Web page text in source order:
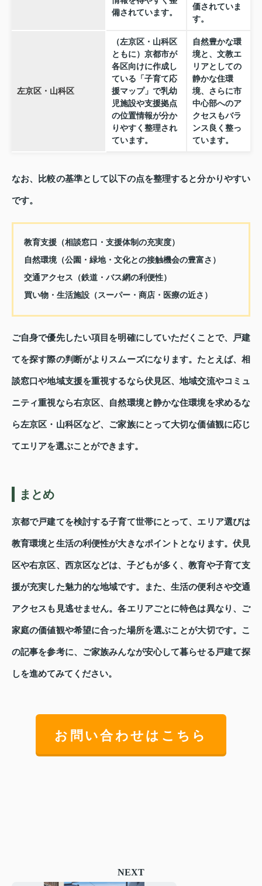
備されています。
価されていま
す。
左京区・山科区
（左京区・山科区
ともに）京都市が
各区向けに作成し
ている「子育て応
援マップ」で乳幼
児施設や支援拠点
の位置情報が分か
りやすく整理され
ています。
自然豊かな環
境と、文教エ
リアとしての
静かな住環
境、さらに市
中心部へのア
クセスもバラ
ンス良く整っ
ています。
なお、比較の基準として以下の点を整理すると分かりやすい
です。
教育支援（相談窓口・支援体制の充実度）
自然環境（公園・緑地・文化との接触機会の豊富さ）
交通アクセス（鉄道・バス網の利便性）
買い物・生活施設（スーパー・商店・医療の近さ）
ご自身で優先したい項目を明確にしていただくことで、戸建
てを探す際の判断がよりスムーズになります。たとえば、相
談窓口や地域支援を重視するなら伏見区、地域交流やコミュ
ニティ重視なら右京区、自然環境と静かな住環境を求めるな
ら左京区・山科区など、ご家族にとって大切な価値観に応じ
てエリアを選ぶことができます。
まとめ
京都で戸建てを検討する子育て世帯にとって、エリア選びは
教育環境と生活の利便性が大きなポイントとなります。伏見
区や右京区、西京区などは、子どもが多く、教育や子育て支
援が充実した魅力的な地域です。また、生活の便利さや交通
アクセスも見逃せません。各エリアごとに特色は異なり、ご
家庭の価値観や希望に合った場所を選ぶことが大切です。こ
の記事を参考に、ご家族みんなが安心して暮らせる戸建て探
しを進めてみてください。
お問い合わせはこちら
NEXT